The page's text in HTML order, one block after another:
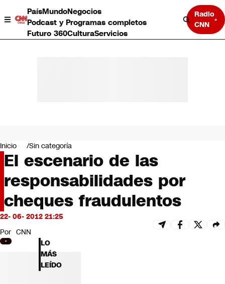
PaísMundoNegocios
Podcast y Programas completos
Futuro 360CulturaServicios
Radio
CNN
Negocios
Deportes
Programas completos
Cultura
Servicios
Bits
CNN Data
CNN tiempo
Futuro 360
Opinión
Inicio Sin categoría
El escenario de las
responsabilidades por
cheques fraudulentos
22- 06- 2012 21:25
Por CNN
LO
MÁS
LEÍDO